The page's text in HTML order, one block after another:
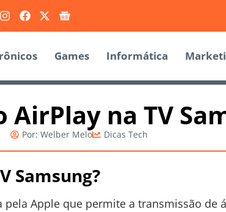
Games Informática
AirPlay na TV
Por: Welber Melo Dicas Tech
Samsung?
Apple que permite a transmissão de